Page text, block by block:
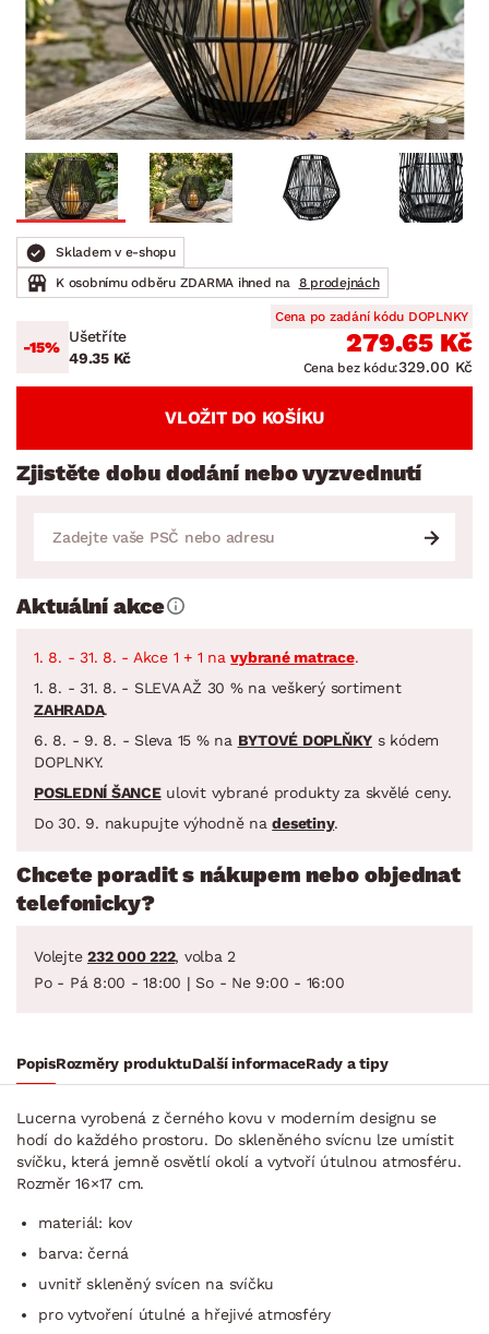
Skladem v e-shopu
K osobnímu odběru ZDARMA ihned na
8 prodejnách
-15%
Ušetříte
49.35 Kč
Cena po zadání kódu DOPLNKY
279.65 Kč
Cena bez kódu:329.00 Kč
VLOŽIT DO KOŠÍKU
Zjistěte dobu dodání nebo vyzvednutí
Aktuální akce
1. 8. - 31. 8. - Akce 1 + 1 navybrané matrace.
1. 8. - 31. 8. - SLEVA AŽ 30 % na veškerý sortiment
ZAHRADA.
6. 8. - 9. 8. - Sleva 15 % na BYTOVÉ DOPLŇKY s kódem
DOPLNKY.
POSLEDNÍ ŠANCEulovit vybrané produkty za skvělé ceny.
Do 30. 9. nakupujte výhodně nadesetiny.
Chcete poradit s nákupem nebo objednat
telefonicky?
Volejte 232 000 222, volba 2
Po - Pá 8:00 - 18:00 | So - Ne 9:00 - 16:00
PopisRozměry produktuDalší informaceRady a tipy
Lucerna vyrobená z černého kovu v moderním designu se
hodí do každého prostoru. Do skleněného svícnu lze umístit
svíčku, která jemně osvětlí okolí a vytvoří útulnou atmosféru.
Rozměr 16×17 cm.
materiál: kov
barva: černá
uvnitř skleněný svícen na svíčku
pro vytvoření útulné a hřejivé atmosféry